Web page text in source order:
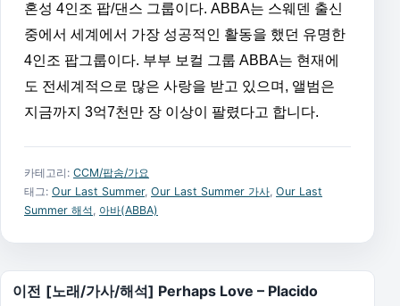
혼성 4인조 팝/댄스 그룹이다. ABBA는 스웨덴 출신
중에서 세계에서 가장 성공적인 활동을 했던 유명한
4인조 팝그룹이다. 부부 보컬 그룹 ABBA는 현재에
도 전세계적으로 많은 사랑을 받고 있으며, 앨범은
지금까지 3억7천만 장 이상이 팔렸다고 합니다.
카테고리: CCM/팝송/가요
태그: Our Last Summer, Our Last Summer 가사, Our Last
Summer 해석, 아바(ABBA)
글 탐색
이전 [노래/가사/해석] Perhaps Love – Placido